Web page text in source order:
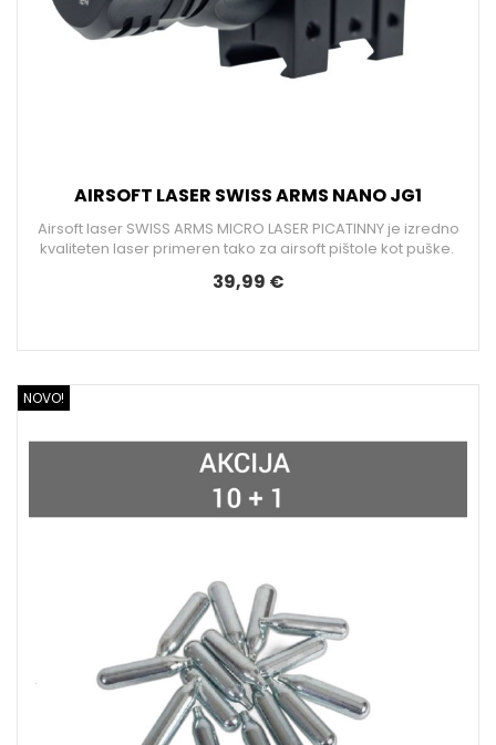
AIRSOFT LASER SWISS ARMS NANO JG1
Airsoft laser SWISS ARMS MICRO LASER PICATINNY je izredno
kvaliteten laser primeren tako za airsoft pištole kot puške.
39,99 €
NOVO!